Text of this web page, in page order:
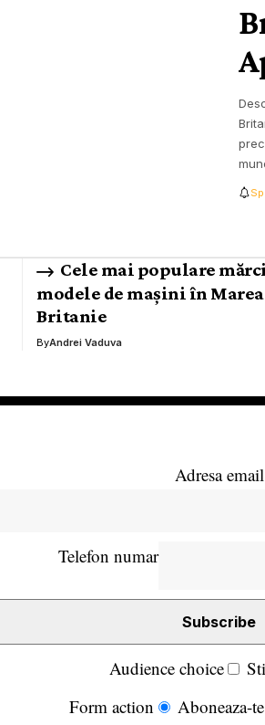
Cele mai populare
modele de mașini în Marea
Britanie
ByAndrei Vaduva
Adresa email
Telefon numar
Audience choice
Form action
Aboneaza-te